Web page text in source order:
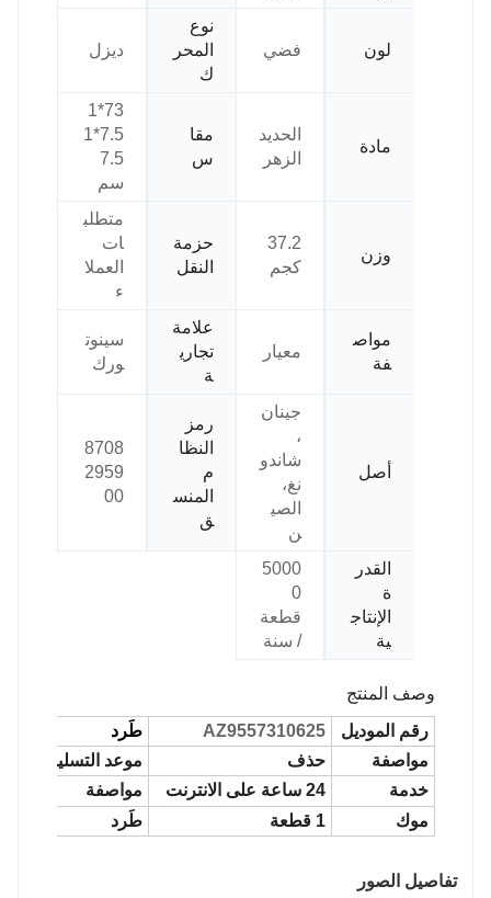
لون فضي
نوع
المحر
ك
ديزل
مادة
الحديد
الزهر
مقا
س
73*1
7.5*1
7.5
سم
وزن
37.2
كجم
حزمة
النقل
متطلب
ات
العملا
ء
مواص
فة
معيار
علامة
تجاري
ة
سينوت
ورك
أصل
جينان
،
شاندو
نغ،
الصي
ن
رمز
النظا
م
المنس
ق
8708
2959
00
القدر
ة
الإنتاج
ية
5000
0
قطعة
/ سنة
وصف المنتج
رقم الموديل
AZ9557310625
طَرد
مواصفة
حذف
موعد التسليم
خدمة
24 ساعة على الانترنت
مواصفة
موك
1 قطعة طَرد
تفاصيل الصور